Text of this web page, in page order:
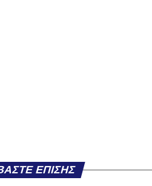
ΕΠΊΣΗΣ